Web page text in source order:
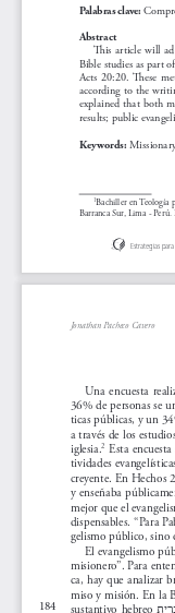
Estrategias
Palabras clave:
Abstract
This  article  will
Bible studies as part
Acts  20:20.  These
according to the
explained that both
results; public
Keywords:
1Bachiller en Teología
Barranca Sur, Lima -
184
Una  encuesta
36% de personas se
ticas públicas, y un
a través de los
iglesia.2 Esta
tividades
creyente. En Hechos
y enseñaba
mejor que el
dispensables. “Para
gelismo público, sino
El evangelismo
misionero”. Para
ca, hay que analizar
miso y misión. En la
sustantivo  hebreo בּ רִ י ת